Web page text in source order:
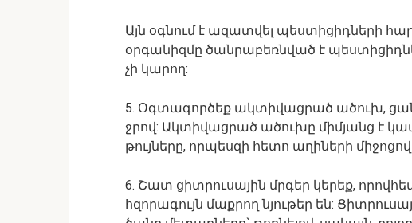
Այն օգնում է ազատվել պեստիցիդների
օրգանիզմը ծանրաբեռնված է
չի կարող:
5. Օգտագործեք ակտիվացրած ածուխ,
ջրով: Ակտիվացրած ածուխը միմյանց է
թույները, որպեսզի հետո աղիների
6. Շատ ցիտրուսային մրգեր կերեք,
հզորագույն մաքրող նյութեր են: